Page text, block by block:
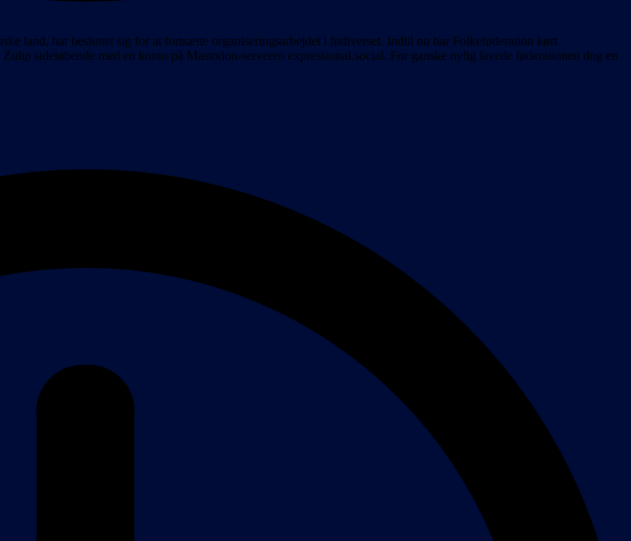
land, har besluttet sig for at fortsætte organiseringsarbejdet i fødiverset. Indtil nu har Folkeføderation kørt
sideløbende med en konto på Mastodon-serveren expressional.social. For ganske nylig lavede føderationen dog en